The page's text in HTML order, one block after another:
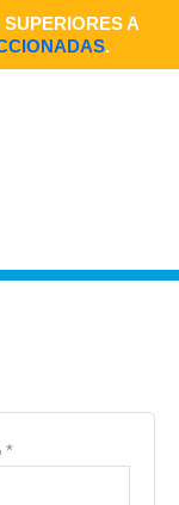
A
.
*
Obligatorio